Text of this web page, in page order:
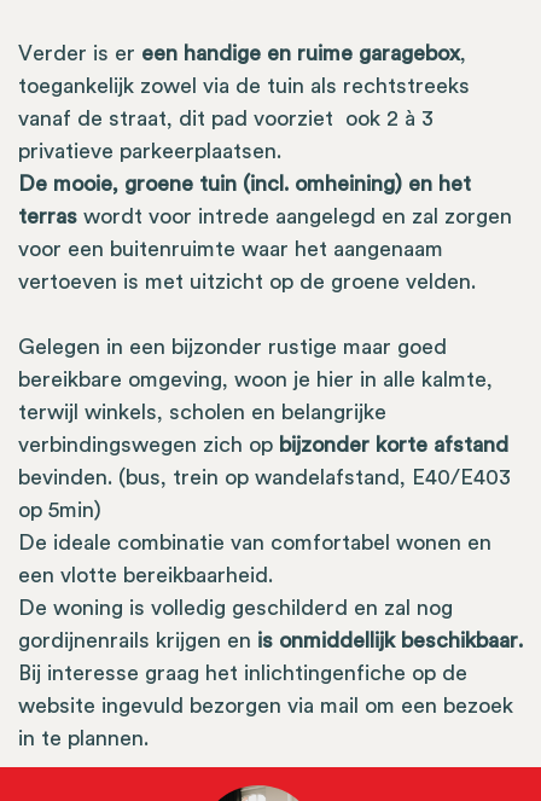
Verder is er een handige en ruime garagebox,
toegankelijk zowel via de tuin als rechtstreeks
vanaf de straat, dit pad voorziet ook 2 à 3
privatieve parkeerplaatsen.
De mooie, groene tuin (incl. omheining) en het
terras wordt voor intrede aangelegd en zal zorgen
voor een buitenruimte waar het aangenaam
vertoeven is met uitzicht op de groene velden.
Gelegen in een bijzonder rustige maar goed
bereikbare omgeving, woon je hier in alle kalmte,
terwijl winkels, scholen en belangrijke
verbindingswegen zich op bijzonder korte afstand
bevinden. (bus, trein op wandelafstand, E40/E403
op 5min)
De ideale combinatie van comfortabel wonen en
een vlotte bereikbaarheid.
De woning is volledig geschilderd en zal nog
gordijnenrails krijgen en is onmiddellijk beschikbaar.
Bij interesse graag het inlichtingenfiche op de
website ingevuld bezorgen via mail om een bezoek
in te plannen.